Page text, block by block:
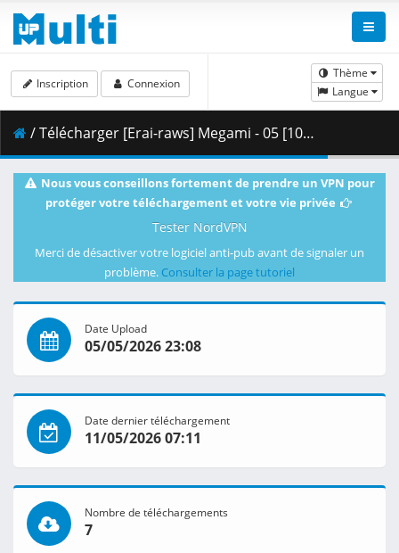
Thème
Langue
Inscription Connexion
/ Télécharger [Erai-raws] Megami - 05 [1080p CR WEBRip HEVC AAC][MultiSub][C00170AD].mkv.001 ( 418.58 MB )
Nous vous conseillons fortement de prendre un VPN pour
protéger votre téléchargement et votre vie privée
Tester NordVPN
Merci de désactiver votre logiciel anti-pub avant de signaler un
problème. Consulter la page tutoriel
Date Upload
05/05/2026 23:08
Date dernier téléchargement
11/05/2026 07:11
Nombre de téléchargements
7